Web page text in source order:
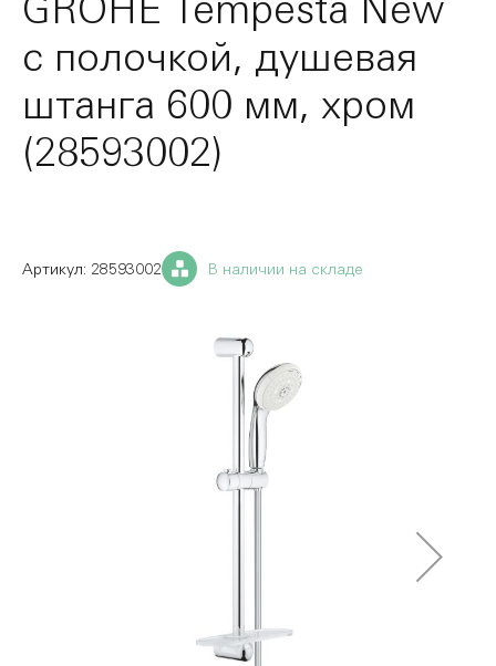
с полочкой, душевая
штанга 600 мм, хром
(28593002)
В наличии на складе
28593002